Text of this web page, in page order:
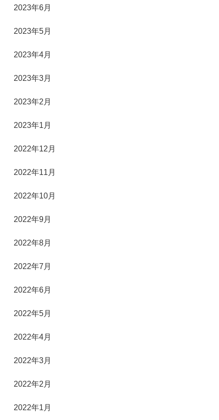
2023年6月
2023年5月
2023年4月
2023年3月
2023年2月
2023年1月
2022年12月
2022年11月
2022年10月
2022年9月
2022年8月
2022年7月
2022年6月
2022年5月
2022年4月
2022年3月
2022年2月
2022年1月